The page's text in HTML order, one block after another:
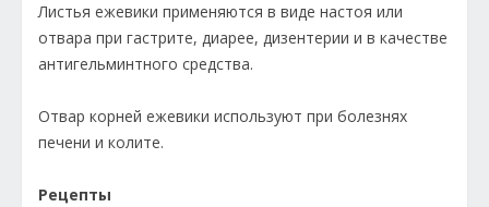
Листья ежевики применяются в виде настоя или
отвара при гастрите, диарее, дизентерии и в качестве
антигельминтного средства.
Отвар корней ежевики используют при болезнях
печени и колите.
Рецепты